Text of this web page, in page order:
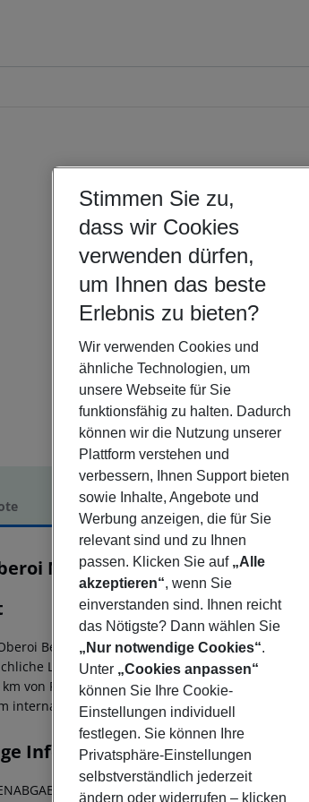
Hotelbeschreibung
Mauritius
5
Beach Resort Mauritius liegt inmitten
Lage am Ufer der Turtle Bay, ein
von Pointe aux Piments, 12,5 km vom
internationalen Flughafen Sir Seewoosagur
Informationen
Es wird eine Tourist Fee in Höhe von
Stimmen Sie zu,
dass wir Cookies
verwenden dürfen,
um Ihnen das beste
Erlebnis zu bieten?
Wir verwenden Cookies und
ähnliche Technologien, um
unsere Webseite für Sie
funktionsfähig zu halten. Dadurch
können wir die Nutzung unserer
Plattform verstehen und
verbessern, Ihnen Support bieten
sowie Inhalte, Angebote und
Werbung anzeigen, die für Sie
relevant sind und zu Ihnen
passen. Klicken Sie auf „Alle
akzeptieren“, wenn Sie
einverstanden sind. Ihnen reicht
das Nötigste? Dann wählen Sie
„Nur notwendige Cookies“.
Unter „Cookies anpassen“
können Sie Ihre Cookie-
Einstellungen individuell
festlegen. Sie können Ihre
Privatsphäre-Einstellungen
selbstverständlich jederzeit
ändern oder widerrufen – klicken